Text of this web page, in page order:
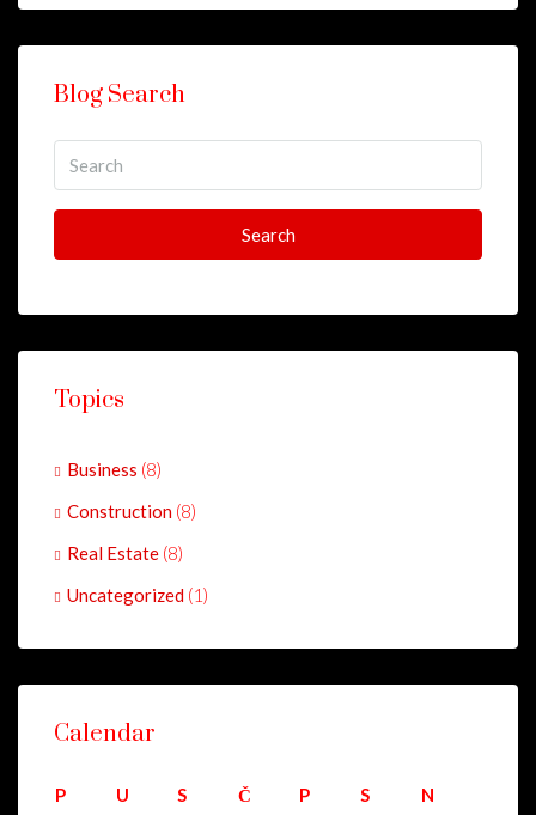
Blog Search
Search
Topics
Business (8)
Construction (8)
Real Estate (8)
Uncategorized (1)
Calendar
P U S Č P S
N